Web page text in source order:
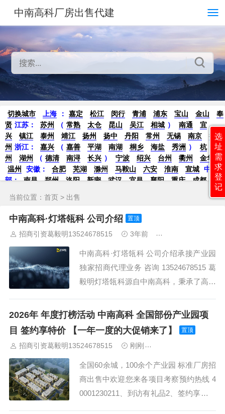
中南高科厂房出售代建
切换城市 上海 ： 嘉定 松江 闵行 青浦 浦东 宝山 金山
奉
贤 江苏： 苏州 （ 常熟 太仓 昆山 吴江 相城 ） 南通
宜
兴
镇江 泰州 靖江 扬州 扬中 丹阳 常州 无锡 南京
徐
州 浙江： 嘉兴 （ 嘉善 平湖 南湖 桐乡 海盐 秀洲 ）
杭
州
湖州 （ 德清 南浔 长兴 ） 宁波 绍兴 台州 衢州
金华
温州
安徽： 合肥 芜湖 滁州 马鞍山 六安 淮南 宣城 中
部： 南昌 郑州 洛阳 新密 武汉 宜昌 襄阳 重庆 成都
德
固
安
香河 大厂 永清
晋中
沈阳 济南 济宁 绵阳 石家庄 沧州
威海
烟台 青岛 珠三角： 广州 东莞
山
佛山 清远 福建： 福州 漳州 泉州 龙岩
宁 华北： 沈阳 大连
西亚
荷兰 美国 地产商： 灯塔瓴科
中南高科
华夏幸福
联东U谷 万洋 均和 平谦迈高 咨询热线： 400-0123-
当前位置： 首页 > 出售
中南高科·灯塔瓴科 公司介绍 置顶
招商引资葛毅明13524678515 3年前
中南高科·灯塔瓴科 公司介绍承接产业园
独家招商代理业务 咨询 13524678515 葛
毅明灯塔瓴科源自中南高科，秉承了高科
守护产业强国之路。在过去 7 年的发展历
程中，我们积累了丰富的产业园招商服务
经验，也形成了中南高科蕞引以为傲的竞
争力之一，而灯塔瓴科，将把...
2026年 年度打榜活动 中南高科 全国部份产业园项
目 签约享特价 【一年一度的大促销来了】
置顶
招商引资葛毅明13524678515 刚刚
全国60余城，100余个产业园 标准厂房招
商出售中欢迎您来各项目考察预约热线 4
0001230211、到访有礼品2、签约享特价
选
址
需
求
登
记